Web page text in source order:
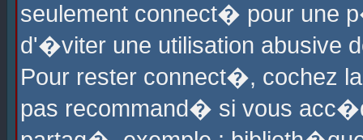
seulement connect� pour une
d'�viter une utilisation abusive
Pour rester connect�, cochez
pas recommand� si vous